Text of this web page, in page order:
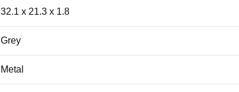
32.1 x 21.3 x 1.8
Grey
Metal